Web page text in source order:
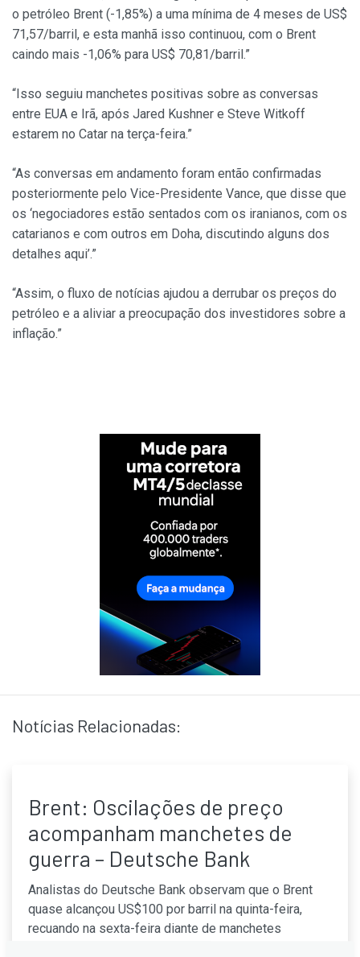
o petróleo Brent (-1,85%) a uma mínima de 4 meses de US$
71,57/barril, e esta manhã isso continuou, com o Brent
caindo mais -1,06% para US$ 70,81/barril.”
“Isso seguiu manchetes positivas sobre as conversas
entre EUA e Irã, após Jared Kushner e Steve Witkoff
estarem no Catar na terça-feira.”
“As conversas em andamento foram então confirmadas
posteriormente pelo Vice-Presidente Vance, que disse que
os ‘negociadores estão sentados com os iranianos, com os
catarianos e com outros em Doha, discutindo alguns dos
detalhes aqui’.”
“Assim, o fluxo de notícias ajudou a derrubar os preços do
petróleo e a aliviar a preocupação dos investidores sobre a
inflação.”
Notícias Relacionadas:
Brent: Oscilações de preço
acompanham manchetes de
guerra – Deutsche Bank
Analistas do Deutsche Bank observam que o Brent
quase alcançou US$100 por barril na quinta-feira,
recuando na sexta-feira diante de manchetes